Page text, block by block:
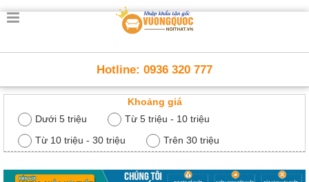
Trang
Thông
thông
Nội
Hotline: 0936 320 777
Khoảng giá
Dưới 5 triệu
Từ 5 triệu - 10 triệu
Từ 10 triệu - 30 triệu
Trên 30 triệu